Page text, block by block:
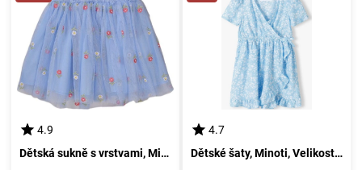
4.9
Dětská sukně s vrstvami, Minoti, Chain 5, modrá - velikost 86/92 | 18-24m
4.7
Dětské šaty, Minoti, Velikost 14, Dívčí - 158/164 | Věk 13/14 let